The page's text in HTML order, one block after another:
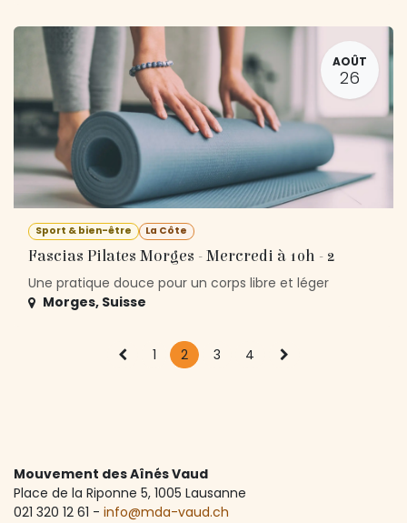
AOÛT
26
Sport & bien-être La Côte
Fascias Pilates Morges - Mercredi à 10h - 2
Une pratique douce pour un corps libre et léger
Morges, Suisse
1 2 3 4
Mouvement des Aînés Vaud
Place de la Riponne 5, ​1005 Lausanne
021 320 12 61 - info@mda-vaud.ch